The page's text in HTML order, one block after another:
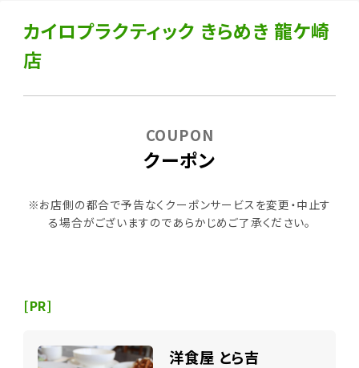
カイロプラクティック きらめき 龍ケ崎
店
クーポン
COUPON
※お店側の都合で予告なくクーポンサービスを変更・中止す
る場合がございますのであらかじめご了承ください。
[PR]
洋食屋 とら吉